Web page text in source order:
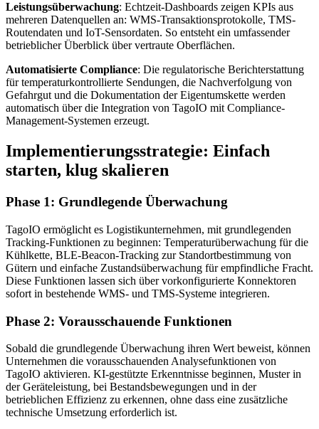
Leistungsüberwachung: Echtzeit-Dashboards zeigen KPIs aus
mehreren Datenquellen an: WMS-Transaktionsprotokolle, TMS-
Routendaten und IoT-Sensordaten. So entsteht ein umfassender
betrieblicher Überblick über vertraute Oberflächen.
Automatisierte Compliance: Die regulatorische Berichterstattung
für temperaturkontrollierte Sendungen, die Nachverfolgung von
Gefahrgut und die Dokumentation der Eigentumskette werden
automatisch über die Integration von TagoIO mit Compliance-
Management-Systemen erzeugt.
Implementierungsstrategie: Einfach
starten, klug skalieren
Phase 1: Grundlegende Überwachung
TagoIO ermöglicht es Logistikunternehmen, mit grundlegenden
Tracking-Funktionen zu beginnen: Temperaturüberwachung für die
Kühlkette, BLE-Beacon-Tracking zur Standortbestimmung von
Gütern und einfache Zustandsüberwachung für empfindliche Fracht.
Diese Funktionen lassen sich über vorkonfigurierte Konnektoren
sofort in bestehende WMS- und TMS-Systeme integrieren.
Phase 2: Vorausschauende Funktionen
Sobald die grundlegende Überwachung ihren Wert beweist, können
Unternehmen die vorausschauenden Analysefunktionen von
TagoIO aktivieren. KI-gestützte Erkenntnisse beginnen, Muster in
der Geräteleistung, bei Bestandsbewegungen und in der
betrieblichen Effizienz zu erkennen, ohne dass eine zusätzliche
technische Umsetzung erforderlich ist.